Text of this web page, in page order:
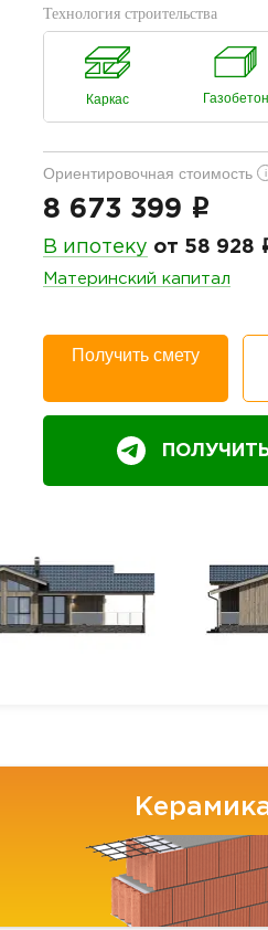
Технология строительства
Каркас Газобетон
Ориентировочная стоимость i
8 673 399 i
В ипотеку от 58 928
Материнский капитал
Получить смету